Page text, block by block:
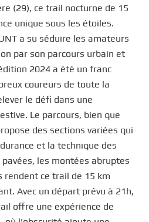
(29), ce trail nocturne de 15
unique sous les étoiles.
a su séduire les amateurs
par son parcours urbain et
2024 a été un franc
coureurs de toute la
le défi dans une
Le parcours, bien que
des sections variées qui
et la technique des
les montées abruptes
rendent ce trail de 15 km
Avec un départ prévu à 21h,
offre une expérience de